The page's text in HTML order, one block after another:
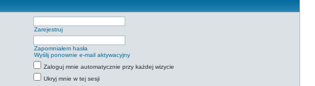
Zarejestruj
Zapomniałem hasła
Wyślij ponownie e-mail aktywacyjny
Zaloguj mnie automatycznie przy każdej wizycie
Ukryj mnie w tej sesji